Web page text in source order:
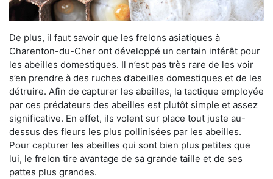
De plus, il faut savoir que les frelons asiatiques à
Charenton-du-Cher ont développé un certain intérêt pour
les abeilles domestiques. Il n’est pas très rare de les voir
s’en prendre à des ruches d’abeilles domestiques et de les
détruire. Afin de capturer les abeilles, la tactique employée
par ces prédateurs des abeilles est plutôt simple et assez
significative. En effet, ils volent sur place tout juste au-
dessus des fleurs les plus pollinisées par les abeilles.
Pour capturer les abeilles qui sont bien plus petites que
lui, le frelon tire avantage de sa grande taille et de ses
pattes plus grandes.